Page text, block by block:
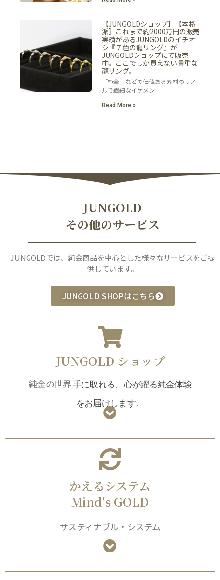
【JUNGOLDショップ】【本格
派】これまで約2000万円の販売
実績があるJUNGOLDのイチオ
シ『７色の龍リング』が
JUNGOLDショップにて販売
中。ここでしか買えない貴重な
龍リング。
「純金」などの価値ある素材のリア
ルで繊細なイケメン
Read More »
JUNGOLD
その他のサービス
JUNGOLDでは、純金商品を中心とした様々なサービスをご提
供しています。
JUNGOLD SHOPはこちら
JUNGOLD ショップ
純金の世界手に取れる、心が躍る純金体験
をお届けします。
かえるシステム
Mind's GOLD
サスティナブル・システム